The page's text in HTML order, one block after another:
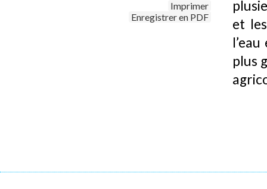
Imprimer
Enregistrer en PDF
et
plus